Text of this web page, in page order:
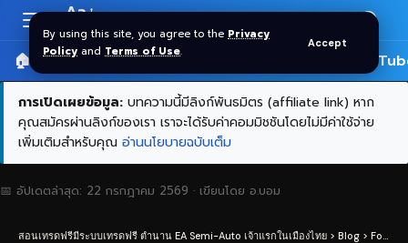
By using this site, you agree to the Privacy
Policy and Terms of Use.
Accept
Resizer
Aa
🏠 หน้าแรก ราคาทอง SPDR 🎬
การเปิดเผยข้อมูล: บทความนี้มีลิงก์พันธมิตร (affiliate link) หาก
คุณสมัครผ่านลิงก์ของเรา เราจะได้รับค่าคอมมิชชันโดยไม่มีค่าใช้จ่าย
เพิ่มเติมสำหรับคุณ อ่านนโยบายฉบับเต็ม
📅 อัปเดตล่าสุด: 22 กรกฎาคม 2569 · เขียนโดย อ.บอม
สอนเทรดฟรีมีระบบเทรดฟรี ตำนาน EA Semi-Auto เจ้าแรกในเมืองไทย > Blog > Forex Trading